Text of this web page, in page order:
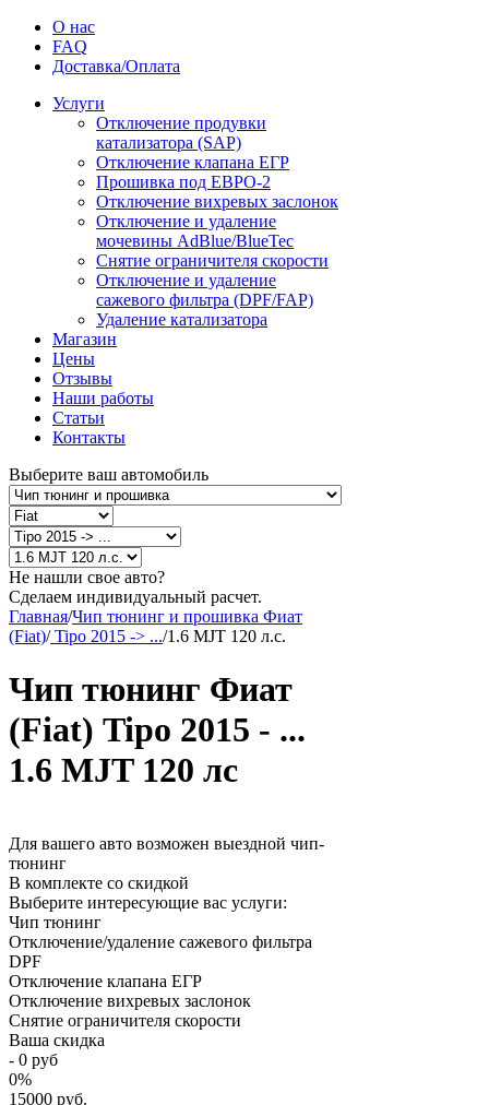
О нас
FAQ
Доставка/Оплата
Услуги
Отключение продувки
катализатора (SAP)
Отключение клапана ЕГР
Прошивка под ЕВРО-2
Отключение вихревых заслонок
Отключение и удаление
мочевины AdBlue/BlueTec
Снятие ограничителя скорости
Отключение и удаление
сажевого фильтра (DPF/FAP)
Удаление катализатора
Магазин
Цены
Отзывы
Наши работы
Статьи
Контакты
Выберите ваш автомобиль
Не нашли свое авто?
Сделаем индивидуальный расчет.
Главная/Чип тюнинг и прошивка Фиат
(Fiat)/Tipo 2015 -> .../1.6 MJT 120 л.с.
Чип тюнинг Фиат
(Fiat) Tipo 2015 - ...
1.6 MJT 120 лс
Для вашего авто возможен выездной чип-
тюнинг
В комплекте со скидкой
Выберите интересующие вас услуги:
Чип тюнинг
Отключение/удаление сажевого фильтра
DPF
Отключение клапана ЕГР
Отключение вихревых заслонок
Снятие ограничителя скорости
Ваша скидка
- 0 руб
0%
15000 руб.